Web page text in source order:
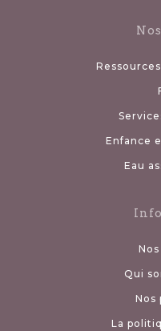
Enfance
Eau
Qui
Nos
La